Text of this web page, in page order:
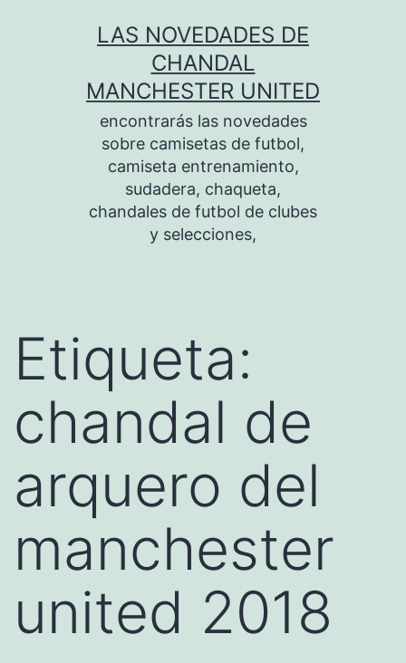
LAS NOVEDADES DE
CHANDAL
MANCHESTER UNITED
encontrarás las novedades
sobre camisetas de futbol,
camiseta entrenamiento,
sudadera, chaqueta,
chandales de futbol de clubes
y selecciones,
Etiqueta:
chandal de
arquero del
manchester
united 2018